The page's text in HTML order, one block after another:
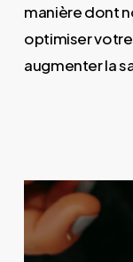
manière dont
optimiser
augmenter la